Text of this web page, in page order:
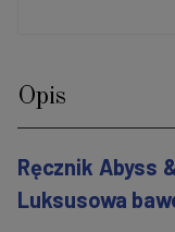
Opis
Ręcznik Abyss
Luksusowa